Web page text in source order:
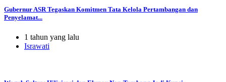
Gubernur ASR Tegaskan Komitmen Tata Kelola Pertambangan dan
Penyelamat...
1 tahun yang lalu
Israwati